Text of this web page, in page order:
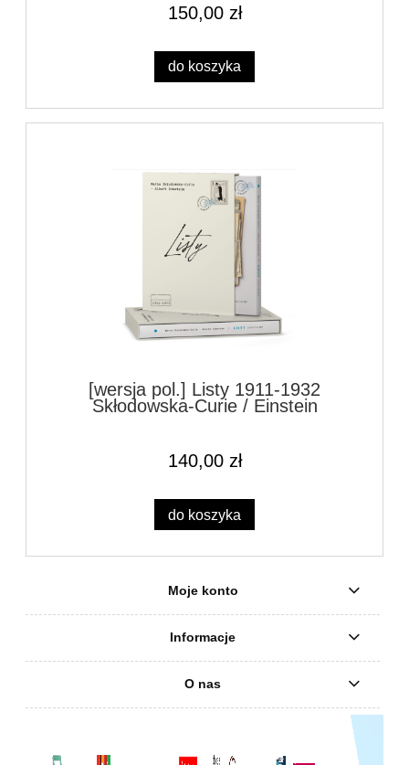
150,00 zł
do koszyka
[wersja pol.] Listy 1911-1932
Skłodowska-Curie / Einstein
140,00 zł
do koszyka
Moje konto
Informacje
O nas